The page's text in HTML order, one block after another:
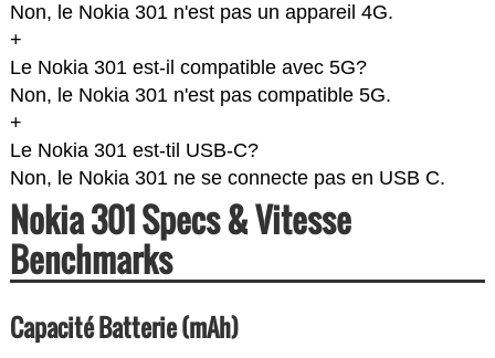
Non, le Nokia 301 n'est pas un appareil 4G.
+
Le Nokia 301 est-il compatible avec 5G?
Non, le Nokia 301 n'est pas compatible 5G.
+
Le Nokia 301 est-til USB-C?
Non, le Nokia 301 ne se connecte pas en USB C.
Nokia 301 Specs & Vitesse
Benchmarks
Capacité Batterie (mAh)